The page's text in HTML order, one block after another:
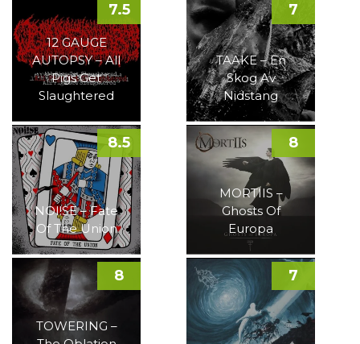
12 GAUGE
AUTOPSY – All
Pigs Get
Slaughtered
7.5
TAAKE – En
Skog Av
Nidstang
7
NOI!SE – Fate
Of The Union
8.5
MORTIIS –
Ghosts Of
Europa
8
TOWERING –
8 7